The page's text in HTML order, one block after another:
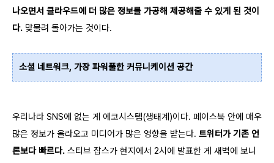
나오면서 클라우드에 더 많은 정보를 가공해 제공해줄 수 있게 된 것이
다. 맞물려 돌아가는 것이다.
소셜 네트워크, 가장 파워풀한 커뮤니케이션 공간
우리나라 SNS에 없는 게 에코시스템(생태계)이다. 페이스북 안에 매우
많은 정보가 올라오고 미디어가 많은 영향을 받는다. 트위터가 기존 언
론보다 빠르다. 스티브 잡스가 현지에서 2시에 발표한 게 새벽에 보니